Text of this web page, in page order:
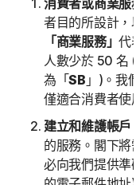
消費者或商業服務
者目的所設計，
「商業服務」代
人數少於 50 名
為「SB 」)。我
僅適合消費者使
建立和維護帳戶
的服務。閣下將
必向我們提供準